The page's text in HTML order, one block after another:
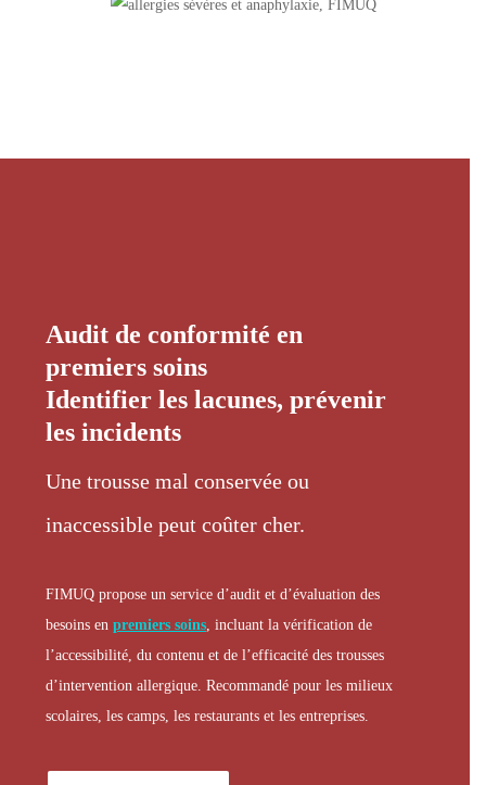
Audit de conformité en
premiers soins
Identifier les lacunes, prévenir
les incidents
Une trousse mal conservée ou
inaccessible peut coûter cher.
FIMUQ propose un service d’audit et d’évaluation des
besoins en premiers soins , incluant la vérification de
l’accessibilité, du contenu et de l’efficacité des trousses
d’intervention allergique. Recommandé pour les milieux
scolaires, les camps, les restaurants et les entreprises.